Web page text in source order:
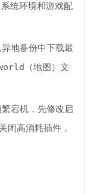
统环境和游戏配
地备份中下载最
（地图）文
宕机，先修改启
闭高消耗插件，